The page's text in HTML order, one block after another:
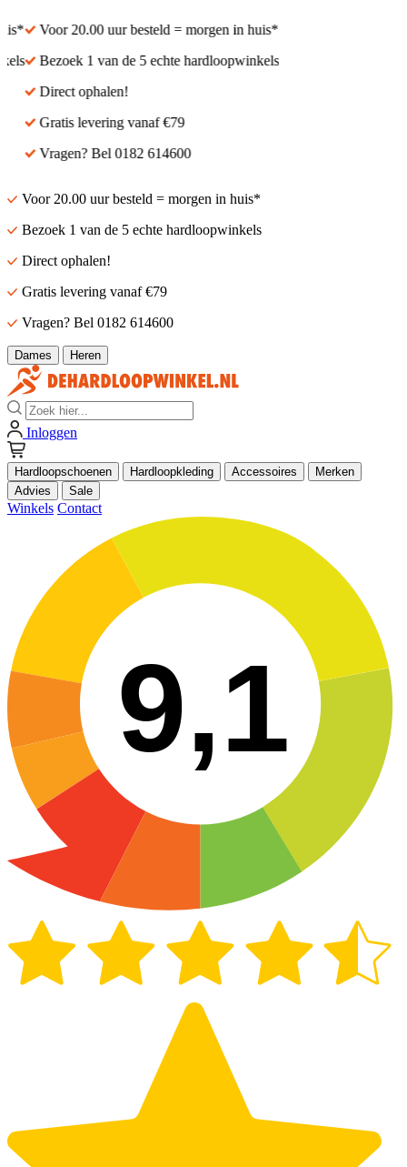
Voor 20.00 uur besteld = morgen in huis*
Bezoek 1 van de 5 echte hardloopwinkels
Direct ophalen!
Gratis levering vanaf €79
Vragen? Bel 0182 614600
Voor 20.00 uur besteld = morgen in huis*
Bezoek 1 van de 5 echte hardloopwinkels
Direct ophalen!
Gratis levering vanaf €79
Vragen? Bel 0182 614600
Dames Heren
Zoek
Inloggen
Hardloopschoenen Hardloopkleding Accessoires
Merken
Advies
Sale
Winkels Contact
9,1